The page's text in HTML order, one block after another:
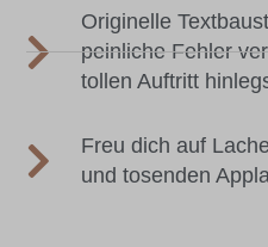
Originelle
peinliche Fehler
tollen Auftritt
Freu dich auf
und tosenden